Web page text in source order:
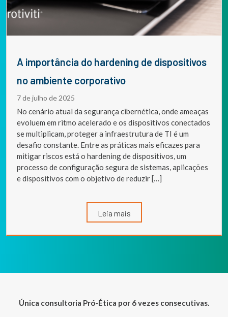
A importância do hardening de dispositivos
no ambiente corporativo
7 de julho de 2025
No cenário atual da segurança cibernética, onde ameaças
evoluem em ritmo acelerado e os dispositivos conectados
se multiplicam, proteger a infraestrutura de TI é um
desafio constante. Entre as práticas mais eficazes para
mitigar riscos está o hardening de dispositivos, um
processo de configuração segura de sistemas, aplicações
e dispositivos com o objetivo de reduzir […]
Leia mais
Única consultoria Pró-Ética por 6 vezes consecutivas.